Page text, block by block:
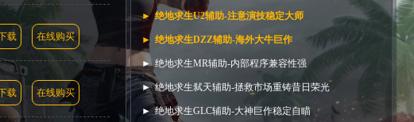
载 在线购买
载 在线购买
绝地求生U2辅助-注意演技稳定大师
绝地求生DZZ辅助-海外大牛巨作
绝地求生MR辅助-内部程序兼容性强
绝地求生弑天辅助-拯救市场重铸昔日荣光
绝地求生GLC辅助-大神巨作稳定自瞄